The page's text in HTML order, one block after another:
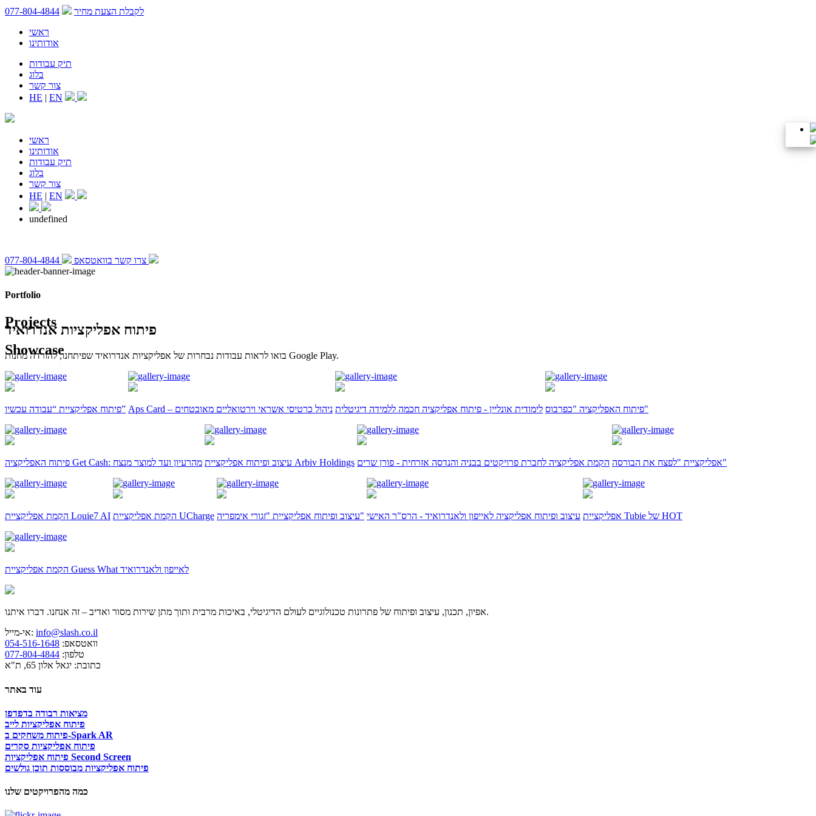
לקבלת הצעת מחיר
077-804-4844
ראשי
אודותינו
תיק עבודות
בלוג
צור קשר
HE | EN
ראשי
אודותינו
תיק עבודות
בלוג
צור קשר
HE | EN
undefined
צרו קשר בוואטסאפ 077-804-4844
Portfolio
Projects
Showcase
פיתוח אפליקציות אנדרואיד
בואו לראות עבודות נבחרות של אפליקציות אנדרואיד שפיתחנו, להורדה מחנות Google Play.
פיתוח אפליקציית “עבודה עכשיו” Aps Card – ניהול כרטיסי אשראי וירטואליים מאובטחים לימודית אונליין - פיתוח אפליקציה חכמה ללמידה דיגיטלית פיתוח האפליקציה "כפרבוס"
פיתוח האפליקציה Get Cash: מהרעיון ועד למוצר מנצח עיצוב ופיתוח אפליקציית Arbiv Holdings הקמת אפליקציה לחברת פרויקטים בבניה והנדסה אזרחית - פורן שרים אפליקציית "לפצח את הבורסה"
הקמת אפליקציית Louie7 AI הקמת אפליקציית UCharge עיצוב ופיתוח אפליקציית "זגורי אימפריה" עיצוב ופיתוח אפליקציה לאייפון ולאנדרואיד - הרס"ר האישי אפליקציית Tubie של HOT
הקמת אפליקציית Guess What לאייפון ולאנדרואיד
אפיון, תכנון, עיצוב ופיתוח של פתרונות טכנולוגיים לעולם הדיגיטלי, באיכות מרבית ותוך מתן שירות מסור ואדיב – זה אנחנו. דברו איתנו.
אי-מייל: info@slash.co.il
וואטסאפ: 054-516-1648
טלפון: 077-804-4844
כתובת: יגאל אלון 65, ת"א
עוד באתר
מציאות רבודה בדפדפן
פיתוח אפליקציות לייב
פיתוח משחקים ב-Spark AR
פיתוח אפליקציות סקרים
פיתוח אפליקציות Second Screen
פיתוח אפליקציות מבוססות תוכן גולשים
כמה מהפרויקטים שלנו